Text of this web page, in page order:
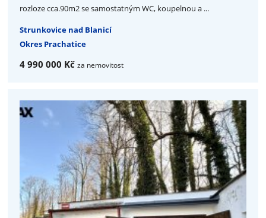
rozloze cca.90m2 se samostatným WC, koupelnou a ...
Strunkovice nad Blanicí
Okres Prachatice
4 990 000 Kč za nemovitost